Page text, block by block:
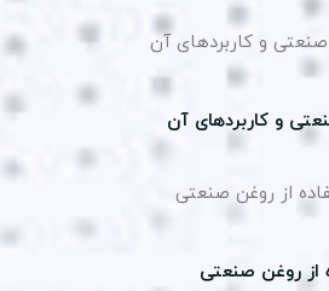
و کاربردهای آن
روغن صنعتی